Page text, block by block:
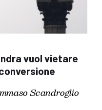
vuol vietare
Scandroglio